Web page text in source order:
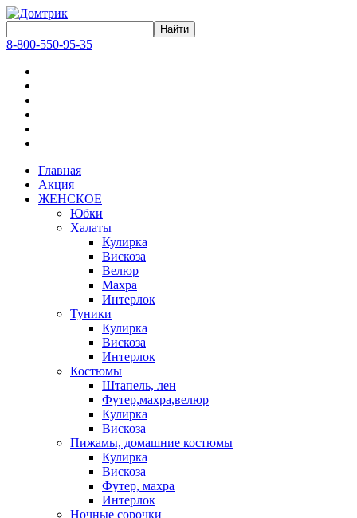
8-800-550-95-35
Главная
Акция
ЖЕНСКОЕ
Юбки
Халаты
Кулирка
Вискоза
Велюр
Махра
Интерлок
Туники
Кулирка
Вискоза
Интерлок
Костюмы
Штапель, лен
Футер,махра,велюр
Кулирка
Вискоза
Пижамы, домашние костюмы
Кулирка
Вискоза
Футер, махра
Интерлок
Ночные сорочки